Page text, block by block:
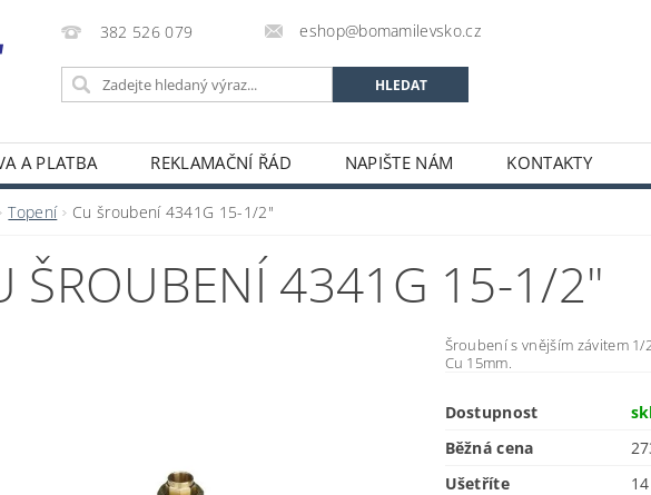
382 526 079 eshop@bomamilevsko.cz
A PLATBA REKLAMAČNÍ ŘÁD NAPIŠTE NÁM KONTAKTY
Topení Cu šroubení 4341G 15-1/2"
ŠROUBENÍ 4341G 15-1/2"
Šroubení s vnějším závitem
Cu 15mm.
Dostupnost
Běžná cena
Ušetříte